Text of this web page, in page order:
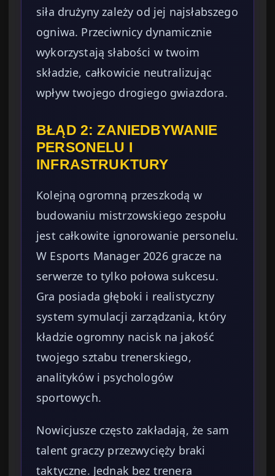
siła drużyny zależy od jej najsłabszego
ogniwa. Przeciwnicy dynamicznie
wykorzystają słabości w twoim
składzie, całkowicie neutralizując
wpływ twojego drogiego gwiazdora.
BŁĄD 2: ZANIEDBYWANIE
PERSONELU I
INFRASTRUKTURY
Kolejną ogromną przeszkodą w
budowaniu mistrzowskiego zespołu
jest całkowite ignorowanie personelu.
W Esports Manager 2026 gracze na
serwerze to tylko połowa sukcesu.
Gra posiada głęboki i realistyczny
system symulacji zarządzania, który
kładzie ogromny nacisk na jakość
twojego sztabu trenerskiego,
analityków i psychologów
sportowych.
Nowicjusze często zakładają, że sam
talent graczy przezwycięży braki
taktyczne. Jednak bez trenera